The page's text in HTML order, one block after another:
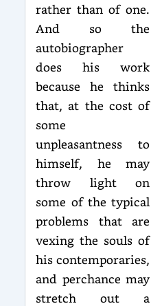
rather than of one.
And so the
autobiographer
does his work
because he thinks
that, at the cost of
some
unpleasantness to
himself, he may
throw light on
some of the typical
problems that are
vexing the souls of
his contemporaries,
and perchance may
stretch out a